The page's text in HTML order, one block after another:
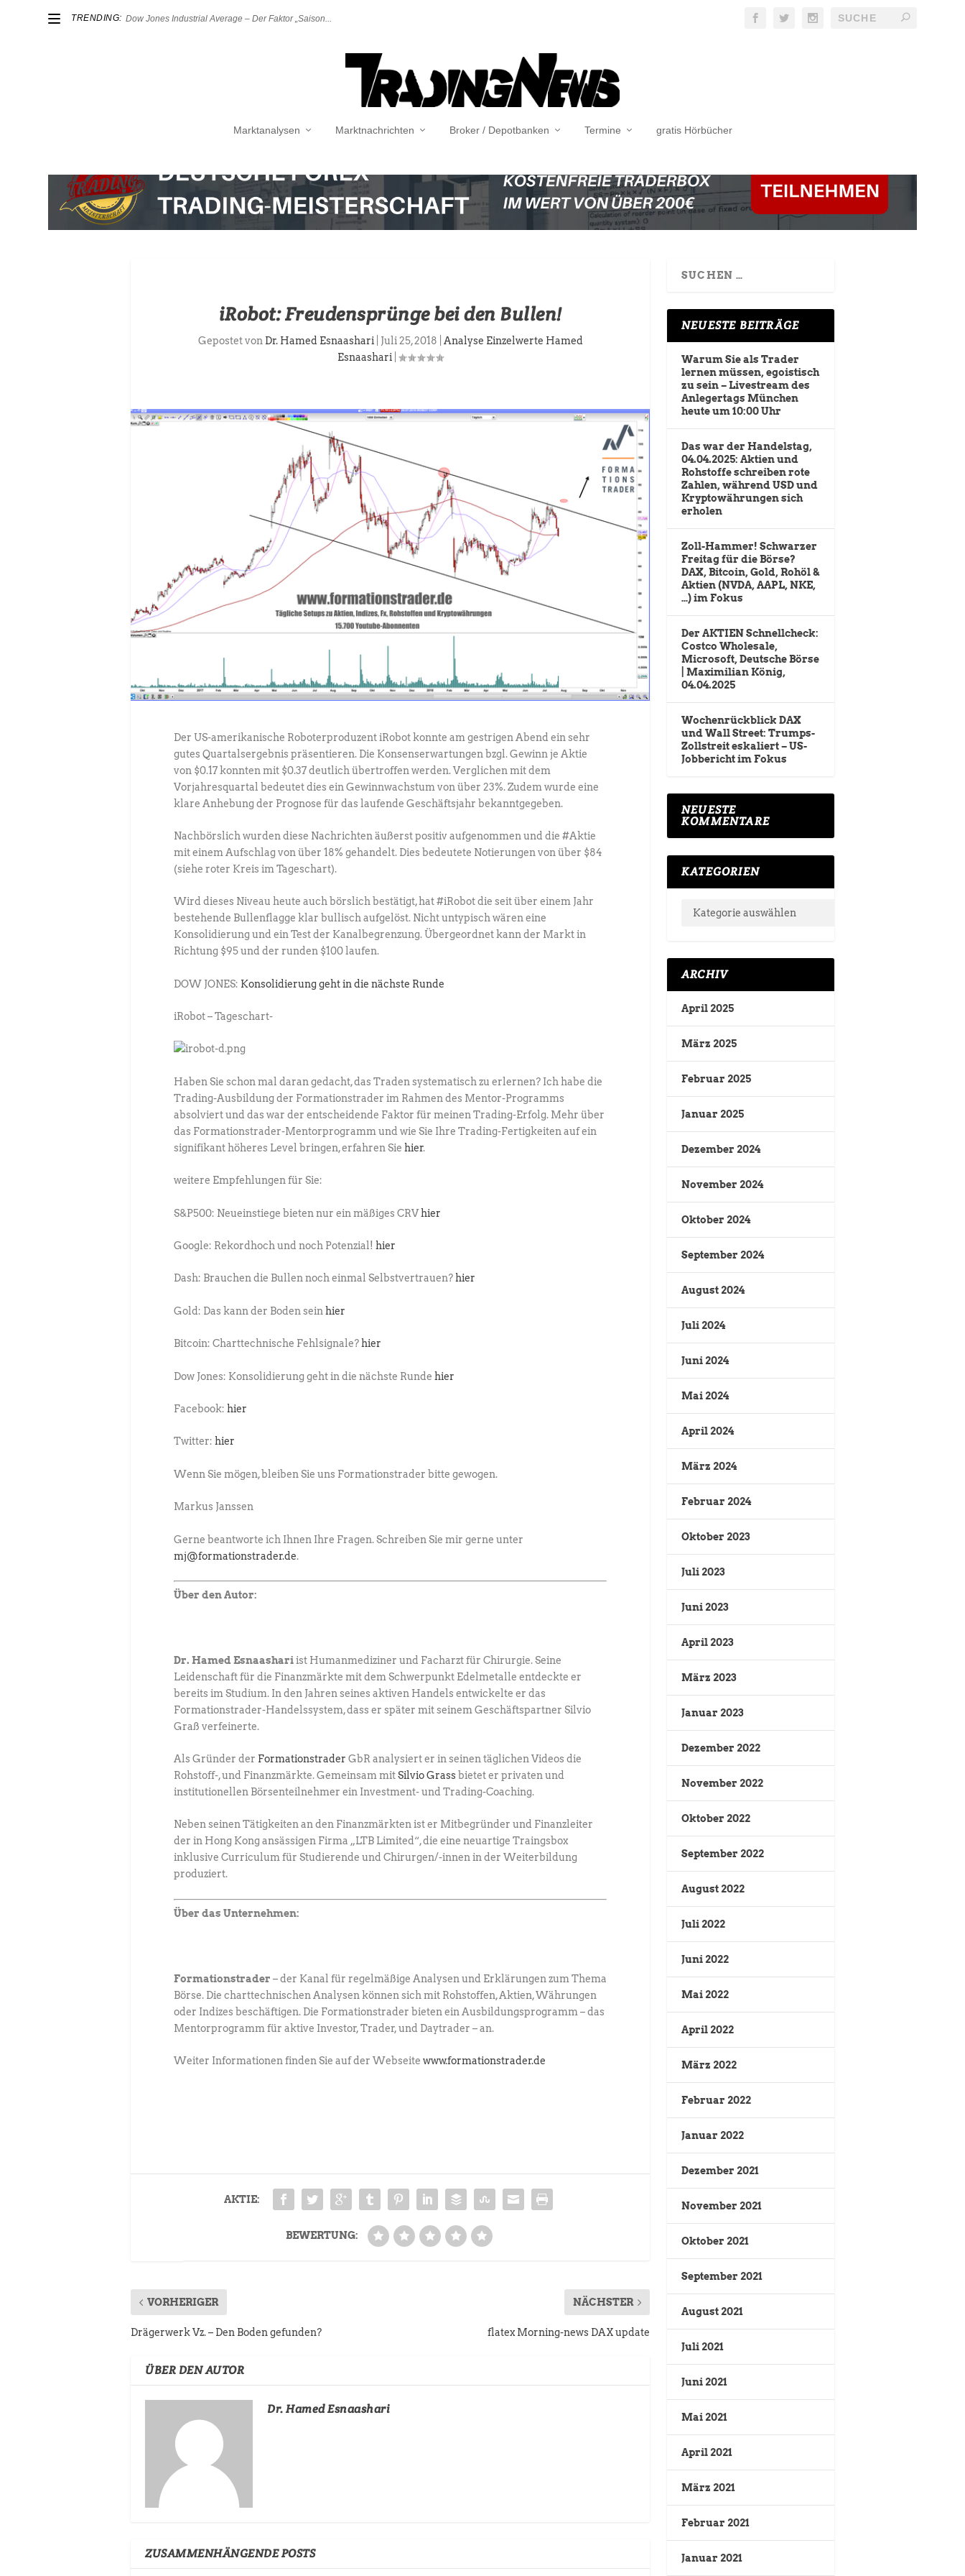
TRENDING: Dow Jones Industrial Average – Der Faktor „Saison...
Marktanalysen Marktnachrichten Broker / Depotbanken Termine gratis Hörbücher
iRobot: Freudensprünge bei den Bullen!
Gepostet von Dr. Hamed Esnaashari| Juli 25, 2018
Analyse Einzelwerte Hamed
Esnaashari
Der US-amerikanische Roboterproduzent iRobot konnte am gestrigen Abend ein sehr
gutes Quartalsergebnis präsentieren. Die Konsenserwartungen bzgl. Gewinn je Aktie
von $0.17 konnten mit $0.37 deutlich übertroffen werden. Verglichen mit dem
Vorjahresquartal bedeutet dies ein Gewinnwachstum von über 23%. Zudem wurde eine
klare Anhebung der Prognose für das laufende Geschäftsjahr bekanntgegeben.
Nachbörslich wurden diese Nachrichten äußerst positiv aufgenommen und die #Aktie
mit einem Aufschlag von über 18% gehandelt. Dies bedeutete Notierungen von über $84
(siehe roter Kreis im Tageschart).
Wird dieses Niveau heute auch börslich bestätigt, hat #iRobot die seit über einem Jahr
bestehende Bullenflagge klar bullisch aufgelöst. Nicht untypisch wären eine
Konsolidierung und ein Test der Kanalbegrenzung. Übergeordnet kann der Markt in
Richtung $95 und der runden $100 laufen.
DOW JONES: Konsolidierung geht in die nächste Runde
iRobot – Tageschart-
Haben Sie schon mal daran gedacht, das Traden systematisch zu erlernen? Ich habe die
Trading-Ausbildung der Formationstrader im Rahmen des Mentor-Programms
absolviert und das war der entscheidende Faktor für meinen Trading-Erfolg. Mehr über
das Formationstrader-Mentorprogramm und wie Sie Ihre Trading-Fertigkeiten auf ein
signifikant höheres Level bringen, erfahren Sie hier.
weitere Empfehlungen für Sie:
S&P500: Neueinstiege bieten nur ein mäßiges CRVhier
Google: Rekordhoch und noch Potenzial! hier
Dash: Brauchen die Bullen noch einmal Selbstvertrauen?hier
Gold: Das kann der Boden sein hier
Bitcoin: Charttechnische Fehlsignale? hier
Dow Jones: Konsolidierung geht in die nächste Runde hier
Facebook: hier
Twitter: hier
Wenn Sie mögen, bleiben Sie uns Formationstrader bitte gewogen.
Markus Janssen
Gerne beantworte ich Ihnen Ihre Fragen. Schreiben Sie mir gerne unter
mj@formationstrader.de.
Über den Autor:
Dr. Hamed Esnaashariist Humanmediziner und Facharzt für Chirurgie. ­Seine
Leidenschaft für die Finanzmärkte mit dem Schwerpunkt Edel­metalle entdeckte er
bereits im Studium. In den Jahren seines aktiven Handels entwickelte er das
Formationstrader-Handelssystem, dass er später mit seinem Geschäftspartner Silvio
Graß verfeinerte.
Als Gründer der Formationstrader GbR analysiert er in seinen täglichen ­Videos die
Rohstoff-, und Finanzmärkte. Gemeinsam mitSilvio Grass ­bietet er privaten und
institutionellen Börsenteilnehmer ein Investment- und ­Trading-Coaching.
Neben seinen Tätigkeiten an den Finanzmärkten ist er Mitbegründer und Finanzleiter
der in Hong Kong ansässigen Firma „LTB Limited“, die eine neuartige Traingsbox
inklusive Curriculum für Studierende und Chirurgen/-innen in der Weiterbildung
produziert.
Über das Unternehmen:
Formationstrader – der Kanal für regelmäßige Analysen und Erklärungen zum Thema
Börse. Die charttechnischen Analysen können sich mit Rohstoffen, Aktien, Währungen
oder Indizes beschäftigen. Die Formationstrader bieten ein Ausbildungsprogramm – das
Mentorprogramm für aktive Investor, Trader, und Daytrader – an.
Weiter Informationen finden Sie auf der Webseite www.formationstrader.de
AKTIE:
BEWERTUNG:
VORHERIGER
Drägerwerk Vz. – Den Boden gefunden?
NÄCHSTER
flatex Morning-news DAX update
ÜBER DEN AUTOR
Dr. Hamed Esnaashari
ZUSAMMENHÄNGENDE POSTS
NEUESTE BEITRÄGE
Warum Sie als Trader
lernen müssen, egoistisch
zu sein – Livestream des
Anlegertags München
heute um 10:00 Uhr
Das war der Handelstag,
04.04.2025: Aktien und
Rohstoffe schreiben rote
Zahlen, während USD und
Kryptowährungen sich
erholen
Zoll-Hammer! Schwarzer
Freitag für die Börse?
DAX, Bitcoin, Gold, Rohöl &
Aktien (NVDA, AAPL, NKE,
…) im Fokus
Der AKTIEN Schnellcheck:
Costco Wholesale,
Microsoft, Deutsche Börse
| Maximilian König,
04.04.2025
Wochenrückblick DAX
und Wall Street: Trumps-
Zollstreit eskaliert – US-
Jobbericht im Fokus
NEUESTE
KOMMENTARE
KATEGORIEN
ARCHIV
April 2025
März 2025
Februar 2025
Januar 2025
Dezember 2024
November 2024
Oktober 2024
September 2024
August 2024
Juli 2024
Juni 2024
Mai 2024
April 2024
März 2024
Februar 2024
Oktober 2023
Juli 2023
Juni 2023
April 2023
März 2023
Januar 2023
Dezember 2022
November 2022
Oktober 2022
September 2022
August 2022
Juli 2022
Juni 2022
Mai 2022
April 2022
März 2022
Februar 2022
Januar 2022
Dezember 2021
November 2021
Oktober 2021
September 2021
August 2021
Juli 2021
Juni 2021
Mai 2021
April 2021
März 2021
Februar 2021
Januar 2021